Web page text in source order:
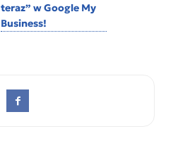
teraz” w Google My
Business!